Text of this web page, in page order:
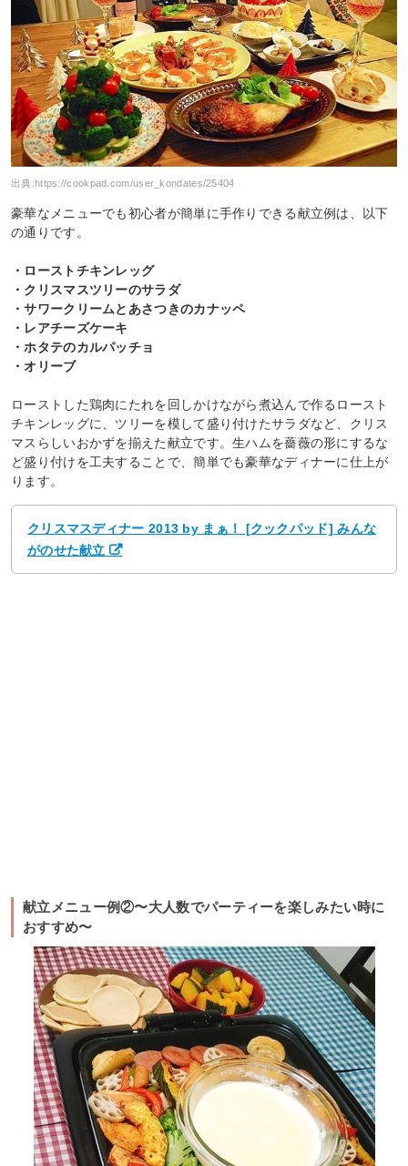
出典:https://cookpad.com/user_kondates/25404
豪華なメニューでも初心者が簡単に手作りできる献立例は、以下
の通りです。
・ローストチキンレッグ
・クリスマスツリーのサラダ
・サワークリームとあさつきのカナッペ
・レアチーズケーキ
・ホタテのカルパッチョ
・オリーブ
ローストした鶏肉にたれを回しかけながら煮込んで作るロースト
チキンレッグに、ツリーを模して盛り付けたサラダなど、クリス
マスらしいおかずを揃えた献立です。生ハムを薔薇の形にするな
ど盛り付けを工夫することで、簡単でも豪華なディナーに仕上が
ります。
クリスマスディナー 2013 by まぁ！ [クックパッド] みんな
がのせた献立
献立メニュー例②〜大人数でパーティーを楽しみたい時に
おすすめ〜